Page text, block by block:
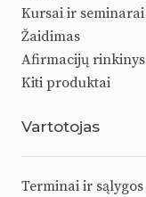
Kursai ir seminarai
Žaidimas
Afirmacijų rinkinys
Kiti produktai
Vartotojas
Terminai ir sąlygos